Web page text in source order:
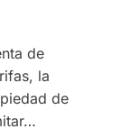
de
la
de